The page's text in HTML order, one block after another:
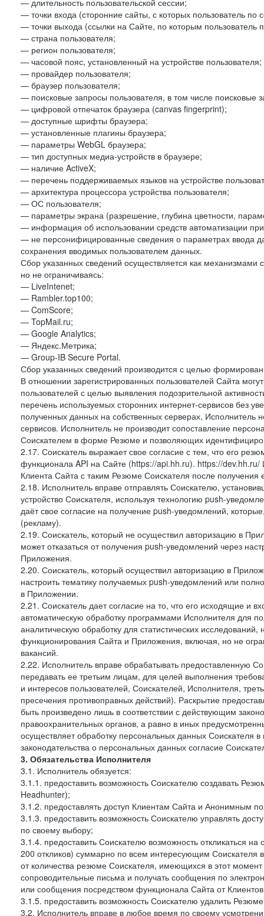
— длительность пользовательской сессии;
— точки входа (сторонние сайты, с которых пользователь по
— точки выхода (ссылки на Сайте, по которым пользователь
— страна пользователя;
— регион пользователя;
— часовой пояс, установленный на устройстве пользователя;
— провайдер пользователя;
— браузер пользователя;
— поисковые запросы пользователя, в том числе поисковые
— цифровой отпечаток браузера (canvas fingerprint);
— доступные шрифты браузера;
— установленные плагины браузера;
— параметры WebGL браузера;
— тип доступных медиа-устройств в браузере;
— наличие ActiveX;
— перечень поддерживаемых языков на устройстве
— архитектура процессора устройства пользователя;
— ОС пользователя;
— параметры экрана (разрешение, глубина цветности,
— информация об использовании средств автоматизации
— не персонифицированные сведения о параметрах ввода
сохранения вводимых пользователем данных.
Сбор указанных сведений осуществляется как
но не ограничиваясь:
— LiveIntenet;
— Rambler.top100;
— ComScore;
— TopMail.ru;
— Google Analytics;
— Яндекс.Метрика;
— Group-IB Secure Portal.
Сбор указанных сведений производится с целью
В отношении зарегистрированных пользователей Сайта
пользователей с целью выявления подозрительной
перечень используемых сторонних интернет-сервисов без
полученных данных на собственных серверах, Исполнитель
сервисов. Исполнитель не производит сопоставление
Соискателем в форме Резюме и позволяющих
2.17. Соискатель выражает свое согласие с тем, что его
функционала API на Сайте (https://api.hh.ru). https://dev.hh.ru/
Клиента Сайта с таким Резюме Соискателя после
2.18. Исполнитель вправе отправлять Соискателю,
устройство Соискателя, используя технологию push-
даёт свое согласие на получение push-уведомлений,
(рекламу).
2.19. Соискатель, который не осуществил авторизацию в
может отказаться от получения push-уведомлений через
Приложения.
2.20. Соискатель, который осуществил авторизацию в
настроить тематику получаемых push-уведомлений или
в Приложении.
2.21. Соискатель дает согласие на то, что его исходящие и
автоматическую обработку программами Исполнителя для
аналитическую обработку для статистических
функционирования Сайта и Приложения, включая, но не
вакансий.
2.22. Исполнитель вправе обрабатывать предоставленную
передавать ее третьим лицам, для целей выполнения
и интересов пользователей, Соискателей, Исполнителя,
пресечения противоправных действий). Раскрытие
быть произведено лишь в соответствии с действующим
правоохранительных органов, а равно в иных
осуществляет обработку персональных данных Соискателя
законодательства о персональных данных согласие
3. Обязательства Исполнителя
3.1. Исполнитель обязуется:
3.1.1. предоставить возможность Соискателю создавать
Headhunter);
3.1.2. предоставлять доступ Клиентам Сайта и Анонимным
3.1.3. предоставить возможность Соискателю управлять
по своему выбору;
3.1.4. предоставить Соискателю возможность откликаться
200 откликов) суммарно по всем интересующим Соискателя
от количества резюме Соискателя, имеющихся в этот
сопроводительные письма и получать сообщения по
или сообщения посредством функционала Сайта от
3.1.5. предоставить возможность Соискателю удалить
3.2. Исполнитель вправе в любое время по своему